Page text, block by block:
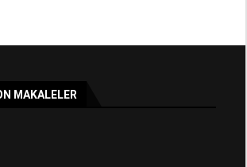
MAKALELER